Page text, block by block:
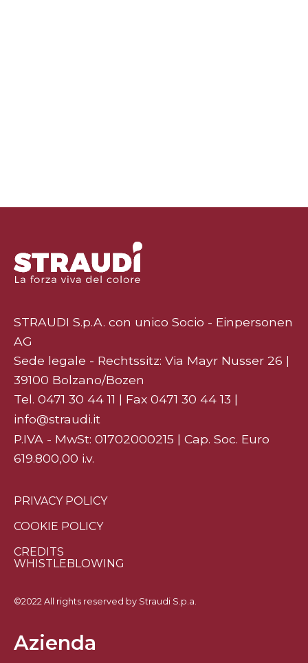
STRAUDI S.p.A. con unico Socio - Einpersonen
AG
Sede legale - Rechtssitz: Via Mayr Nusser 26 |
39100 Bolzano/Bozen
Tel. 0471 30 44 11 | Fax 0471 30 44 13 |
info@straudi.it
P.IVA - MwSt: 01702000215 | Cap. Soc. Euro
619.800,00 i.v.
PRIVACY POLICY
COOKIE POLICY
CREDITS
WHISTLEBLOWING
©2022 All rights reserved by Straudi S.p.a.
Azienda